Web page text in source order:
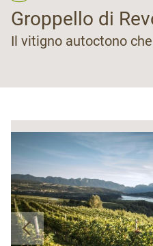
Groppello di
Il vitigno autoctono